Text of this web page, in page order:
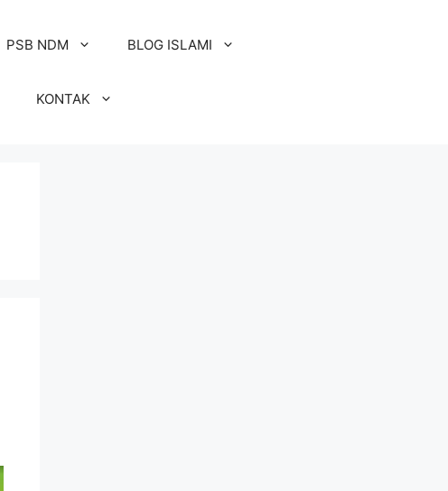
PSB NDM BLOG ISLAMI
KONTAK